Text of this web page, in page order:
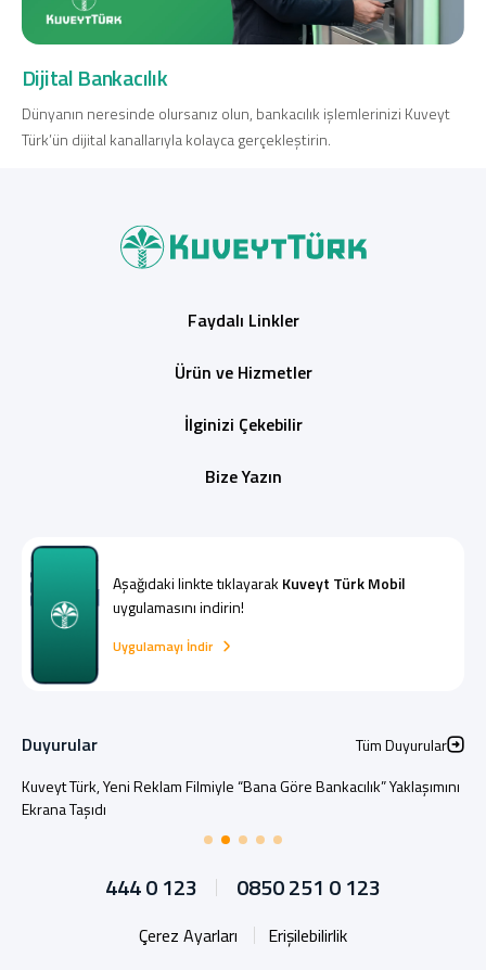
Dijital Bankacılık
Dünyanın neresinde olursanız olun, bankacılık işlemlerinizi Kuveyt
Türk’ün dijital kanallarıyla kolayca gerçekleştirin.
Faydalı Linkler
Ürün ve Hizmetler
İlginizi Çekebilir
Bize Yazın
Aşağıdaki linkte tıklayarak Kuveyt Türk Mobil
uygulamasını indirin!
Uygulamayı İndir
Duyurular
Tüm Duyurular
Kuveyt Türk, Yeni Reklam Filmiyle “Bana Göre Bankacılık” Yaklaşımını
Ekrana Taşıdı
444 0 123 0850 251 0 123
Çerez Ayarları Erişilebilirlik